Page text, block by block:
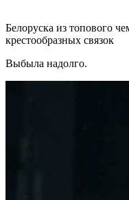
Белоруска из топового
крестообразных связок
Выбыла надолго.